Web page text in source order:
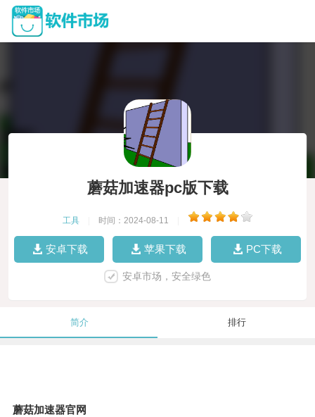
蘑菇加速器pc版下载
工具 时间：2024-08-11
安卓下载 苹果下载 PC下载
安卓市场，安全绿色
简介 排行
蘑菇加速器官网